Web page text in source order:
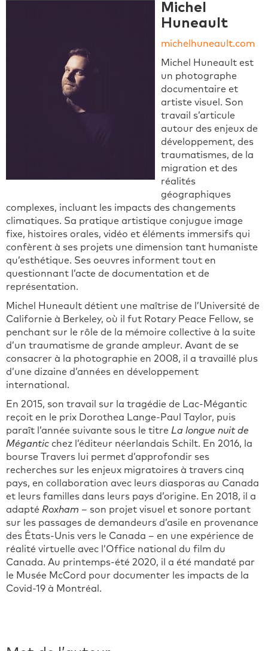
Michel
Huneault
michelhuneault.com
Michel Huneault est
un photographe
documentaire et
artiste visuel. Son
travail s’articule
autour des enjeux de
développement, des
traumatismes, de la
migration et des
réalités
géographiques
complexes, incluant les impacts des changements
climatiques. Sa pratique artistique conjugue image
fixe, histoires orales, vidéo et éléments immersifs qui
confèrent à ses projets une dimension tant humaniste
qu’esthétique. Ses oeuvres informent tout en
questionnant l’acte de documentation et de
représentation.
Michel Huneault détient une maîtrise de l’Université de
Californie à Berkeley, où il fut Rotary Peace Fellow, se
penchant sur le rôle de la mémoire collective à la suite
d’un traumatisme de grande ampleur. Avant de se
consacrer à la photographie en 2008, il a travaillé plus
d’une dizaine d’années en développement
international.
En 2015, son travail sur la tragédie de Lac-Mégantic
reçoit en le prix Dorothea Lange-Paul Taylor, puis
paraît l’année suivante sous le titre La longue nuit de
Mégantic chez l’éditeur néerlandais Schilt. En 2016, la
bourse Travers lui permet d’approfondir ses
recherches sur les enjeux migratoires à travers cinq
pays, en collaboration avec leurs diasporas au Canada
et leurs familles dans leurs pays d’origine. En 2018, il a
adapté Roxham – son projet visuel et sonore portant
sur les passages de demandeurs d’asile en provenance
des États-Unis vers le Canada – en une expérience de
réalité virtuelle avec l’Office national du film du
Canada. Au printemps-été 2020, il a été mandaté par
le Musée McCord pour documenter les impacts de la
Covid-19 à Montréal.